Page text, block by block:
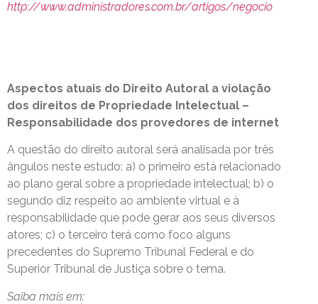
http://www.administradores.com.br/artigos/negocio
Aspectos atuais do Direito Autoral a violação
dos direitos de Propriedade Intelectual –
Responsabilidade dos provedores de internet
A questão do direito autoral será analisada por três
ângulos neste estudo: a) o primeiro está relacionado
ao plano geral sobre a propriedade intelectual; b) o
segundo diz respeito ao ambiente virtual e à
responsabilidade que pode gerar aos seus diversos
atores; c) o terceiro terá como foco alguns
precedentes do Supremo Tribunal Federal e do
Superior Tribunal de Justiça sobre o tema.
Saiba mais em: